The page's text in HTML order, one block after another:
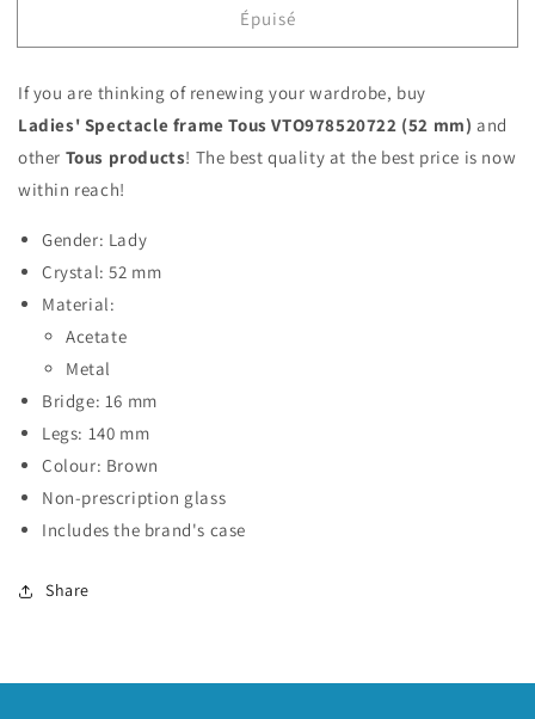
Ladies&#39;Spectacle
Tous
VTO978520722
(52
mm)
Brown
52
mm)
Ladies&#39;Spectacle
Tous
VTO978520722
(52
mm)
mm)
Épuisé
If you are thinking of renewing your wardrobe, buy
Ladies' Spectacle frame Tous VTO978520722 (52 mm) and
other Tous products! The best quality at the best price is now
within reach!
Gender: Lady
Crystal: 52 mm
Material:
Acetate
Metal
Bridge: 16 mm
Legs: 140 mm
Colour: Brown
Non-prescription glass
Includes the brand's case
Share